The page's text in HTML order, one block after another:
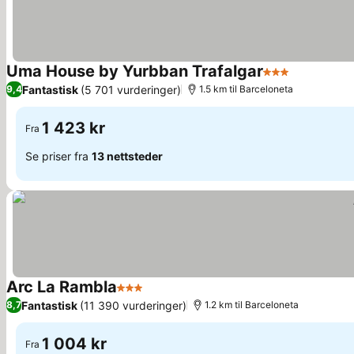
Uma House by Yurbban Trafalgar3 Stjerner
9,4Fantastisk (5 701 vurderinger) 1.5 km til Barceloneta
Fra 1 423 kr
Se priser fra 13 nettsteder
Arc La Rambla3 StjernerSe priser
8,7Fantastisk (11 390 vurderinger) 1.2 km til Barceloneta
Fra 1 004 kr